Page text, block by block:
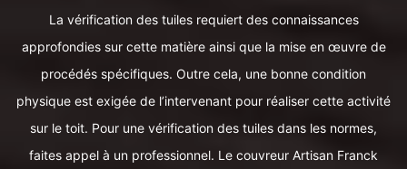
La vérification des tuiles requiert des connaissances
approfondies sur cette matière ainsi que la mise en œuvre de
procédés spécifiques. Outre cela, une bonne condition
physique est exigée de l’intervenant pour réaliser cette activité
sur le toit. Pour une vérification des tuiles dans les normes,
faites appel à un professionnel. Le couvreur Artisan Franck